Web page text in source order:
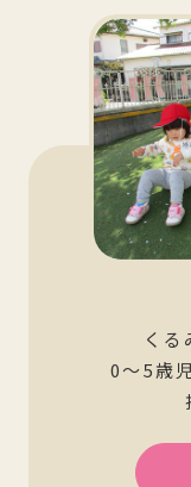
くる
0～5歳